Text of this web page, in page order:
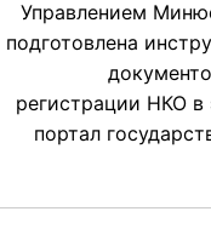
Управлением
подготовлена
регистрации НКО в
портал